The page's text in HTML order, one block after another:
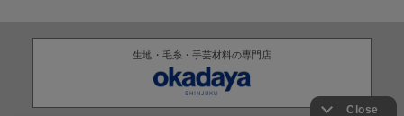
生地・毛糸・手芸材料の専門店